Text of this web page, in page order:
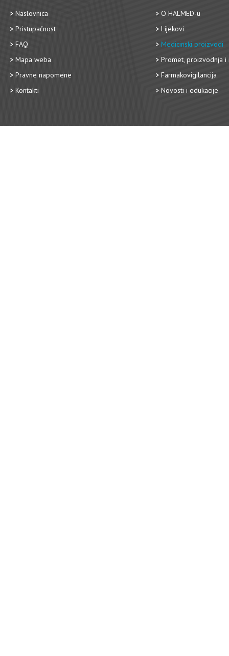
Naslovnica
Pristupačnost
FAQ
Mapa weba
Pravne napomene
Kontakti
O HALMED-u
Lijekovi
Medicinski proizvodi
Promet, proizvodnja i
Farmakovigilancija
Novosti i edukacije